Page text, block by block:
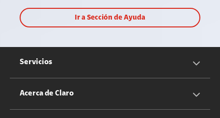
Ir a Sección de Ayuda
Servicios
Servicios Móviles
Acerca de Claro